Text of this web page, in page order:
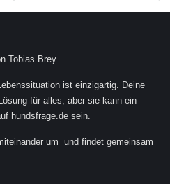
Tobias Brey.
ist einzigartig. Deine
für alles, aber sie kann ein
hundsfrage.de sein.
um und findet gemeinsam